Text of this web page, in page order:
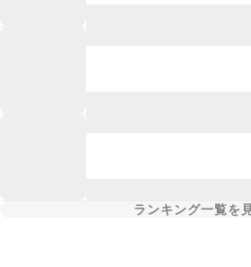
ランキング一覧を